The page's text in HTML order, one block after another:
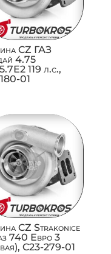
CZ ГАЗ
4.75
119 л.с.,
01
CZ Strakonice
740 Евро 3
C23-279-01